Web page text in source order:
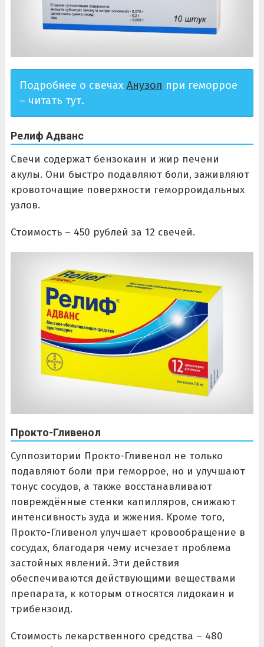
Подробнее о свечах Анузол при геморрое
– читать тут.
Релиф Адванс
Свечи содержат бензокаин и жир печени
акулы. Они быстро подавляют боли, заживляют
кровоточащие поверхности геморроидальных
узлов.
Стоимость – 450 рублей за 12 свечей.
Прокто-Гливенол
Суппозитории Прокто-Гливенол не только
подавляют боли при геморрое, но и улучшают
тонус сосудов, а также восстанавливают
повреждённые стенки капилляров, снижают
интенсивность зуда и жжения. Кроме того,
Прокто-Гливенол улучшает кровообращение в
сосудах, благодаря чему исчезает проблема
застойных явлений. Эти действия
обеспечиваются действующими веществами
препарата, к которым относятся лидокаин и
трибензоид.
Стоимость лекарственного средства – 480